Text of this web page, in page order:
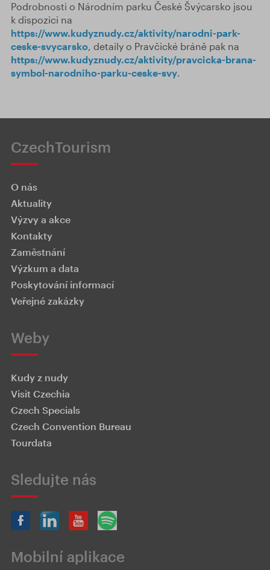
Podrobnosti o Národním parku České Švýcarsko jsou
k dispozici na
https://www.kudyznudy.cz/aktivity/narodni-park-
ceske-svycarsko, detaily o Pravčické bráně pak na
https://www.kudyznudy.cz/aktivity/pravcicka-brana-
symbol-narodniho-parku-ceske-svy.
CzechTourism
O nás
Aktuality
Výzvy a akce
Kontakty
Zaměstnání
Výzkum a data
Poskytování informací
Veřejné zakázky
Weby
Kudy z nudy
Visit Czechia
Czech Specials
Czech Convention Bureau
Tourdata
Sledujte nás
Mobilní aplikace